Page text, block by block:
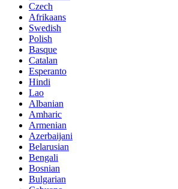
Czech
Afrikaans
Swedish
Polish
Basque
Catalan
Esperanto
Hindi
Lao
Albanian
Amharic
Armenian
Azerbaijani
Belarusian
Bengali
Bosnian
Bulgarian